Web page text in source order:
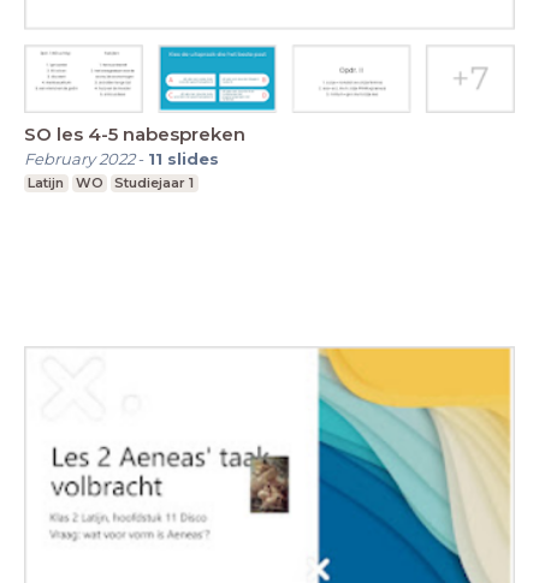
SO les 4-5 nabespreken
February 2022- 11 slides
Latijn WO Studiejaar 1